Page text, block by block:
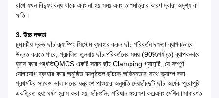
রাখে যখন বিদ্যুৎ বন্ধ থাকে এবং না হয় সময় এবং তাপমাত্রার কারণ দ্বারা অদৃশ্য বা
ক্ষতি।
3. উচ্চ দক্ষতা
চুম্বকীয় দ্রুত ছাঁচ ক্ল্যাম্পিং সিস্টেম ব্যবহার করুন ছাঁচ পরিবর্তন দক্ষতা ব্যাপকভাবে
উন্নত করতে পারে, প্রচলিত তুলনায় ছাঁচ পরিবর্তনের সময় (90%পর্যন্ত) ব্যাপকভাবে
হ্রাস করে পদ্ধতিQMCS একটি সমান ছাঁচ Clamping গ্যারান্টি, যে সম্পূর্ণ
যোগাযোগ ব্যবহার করে অনুষ্ঠিত হয়পৃষ্ঠতল.ছাঁচকে অভিন্নতার সাথে ক্ল্যাম্প করা
প্রথমটির সাথেও ভাল মানের যন্ত্রাংশ পাওয়ার অনুমতি দেয়ছাঁচদুটি ছাঁচ অর্ধেক পুরোপুরি
একত্রিত হয়: ঘর্ষণ হ্রাস করা হয়, ছাঁচগুলির পরিধান সংরক্ষণ করেএবং মেশিন।সাধারণত